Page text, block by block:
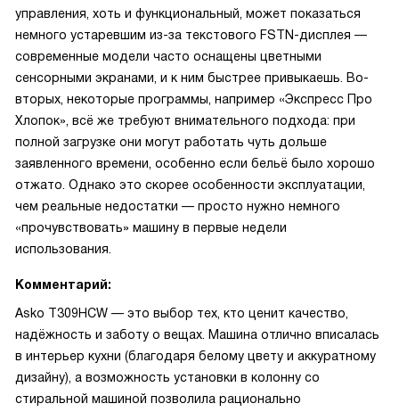
управления, хоть и функциональный, может показаться
немного устаревшим из-за текстового FSTN-дисплея —
современные модели часто оснащены цветными
сенсорными экранами, и к ним быстрее привыкаешь. Во-
вторых, некоторые программы, например «Экспресс Про
Хлопок», всё же требуют внимательного подхода: при
полной загрузке они могут работать чуть дольше
заявленного времени, особенно если бельё было хорошо
отжато. Однако это скорее особенности эксплуатации,
чем реальные недостатки — просто нужно немного
«прочувствовать» машину в первые недели
использования.
Комментарий:
Asko T309HCW — это выбор тех, кто ценит качество,
надёжность и заботу о вещах. Машина отлично вписалась
в интерьер кухни (благодаря белому цвету и аккуратному
дизайну), а возможность установки в колонну со
стиральной машиной позволила рационально